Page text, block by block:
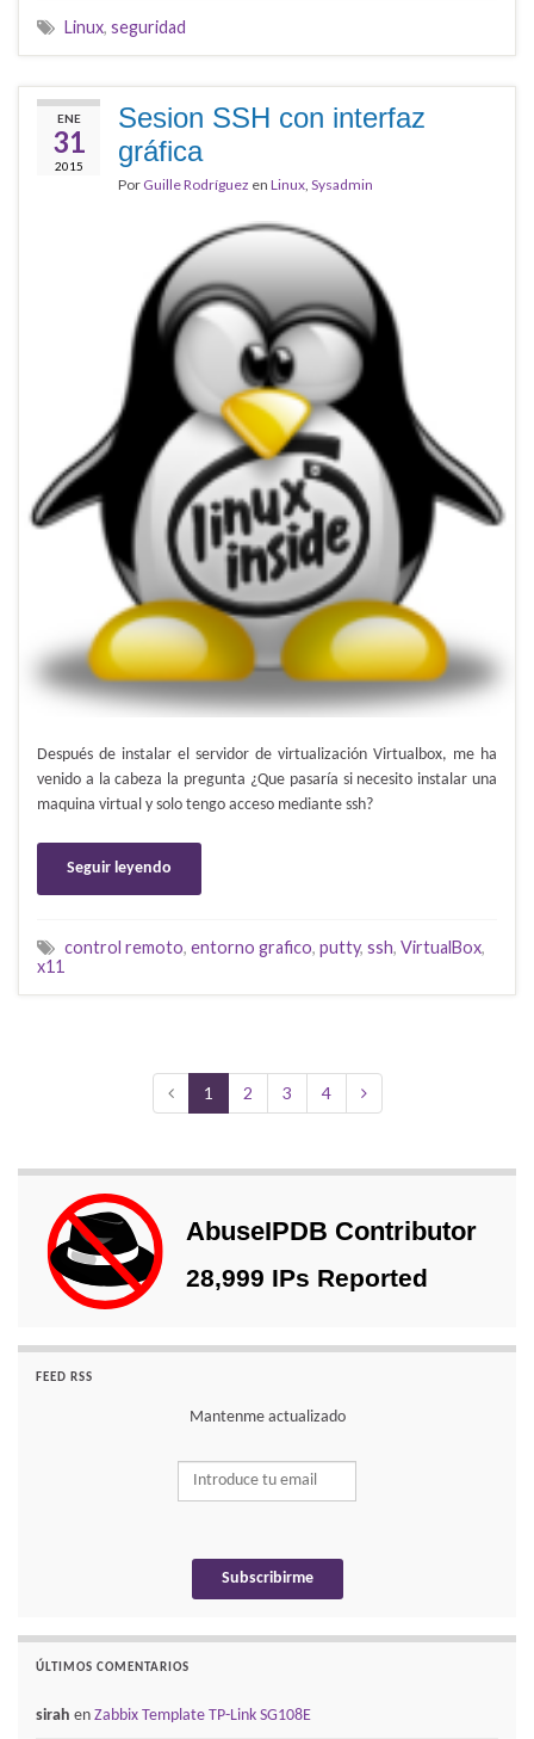
Linux, seguridad
ENE
31
2015
Sesion SSH con interfaz
gráfica
Por Guille Rodríguez en Linux, Sysadmin
Después de instalar el servidor de virtualización Virtualbox, me ha
venido a la cabeza la pregunta ¿Que pasaría si necesito instalar una
maquina virtual y solo tengo acceso mediante ssh?
Seguir leyendo
control remoto, entorno grafico, putty, ssh, VirtualBox,
x11
1 2 3 4
FEED RSS
Mantenme actualizado
ÚLTIMOS COMENTARIOS
sirah en Zabbix Template TP-Link SG108E